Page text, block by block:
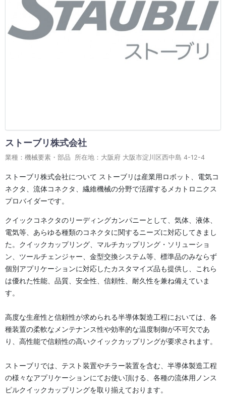
ストーブリ株式会社
業種：機械要素・部品 所在地：大阪府 大阪市淀川区西中島 4-12-4
ストーブリ株式会社について ストーブリは産業用ロボット、電気コ
ネクタ、流体コネクタ、繊維機械の分野で活躍するメカトロニクス
プロバイダーです。
クイックコネクタのリーディングカンパニーとして、気体、液体、
電気等、あらゆる種類のコネクタに関するニーズに対応してきまし
た。クイックカップリング、マルチカップリング・ソリューショ
ン、ツールチェンジャー、金型交換システム等、標準品のみならず
個別アプリケーションに対応したカスタマイズ品も提供し、これら
は優れた性能、品質、安全性、信頼性、耐久性を兼ね備えていま
す。
高度な生産性と信頼性が求められる半導体製造工程においては、各
種装置の柔軟なメンテナンス性や効率的な温度制御が不可欠であ
り、高性能で信頼性の高いクイックカップリングが要求されます。
ストーブリでは、テスト装置やチラー装置を含む、半導体製造工程
の様々なアプリケーションにてお使い頂ける、各種の流体用ノンス
ピルクイックカップリングを取り揃えております。